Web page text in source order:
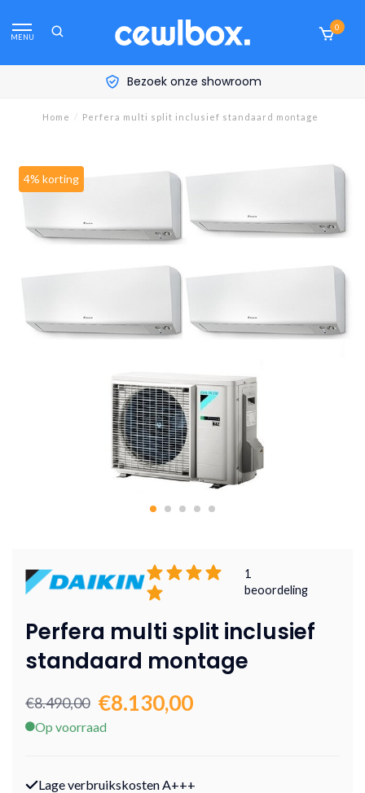
MENU
0
Bezoek onze showroom
Home / Perfera multi split inclusief standaard montage
4% korting
1
beoordeling
Perfera multi split inclusief
standaard montage
€8.490,00 €8.130,00
Op voorraad
Lage verbruikskosten A+++